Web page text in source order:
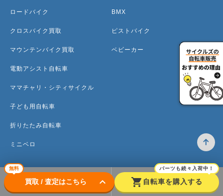
無料
買取 / 査定はこちら keyboard_arrow_down shopping_cart
パーツも続々入荷中！
自転車を購入する
ロードバイク
クロスバイク買取
マウンテンバイク買取
電動アシスト自転車
ママチャリ・シティサイクル
子ども用自転車
折りたたみ自転車
ミニベロ
BMX
ピストバイク
ベビーカー
トップ 高価買取のワケ